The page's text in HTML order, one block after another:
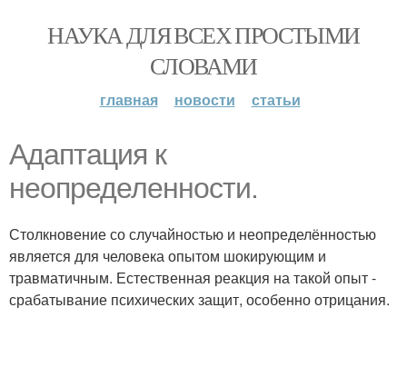
НАУКА ДЛЯ ВСЕХ ПРОСТЫМИ
СЛОВАМИ
главная новости статьи
Адаптация к
неопределенности.
Столкновение со случайностью и неопределённостью
является для человека опытом шокирующим и
травматичным. Естественная реакция на такой опыт -
срабатывание психических защит, особенно отрицания.